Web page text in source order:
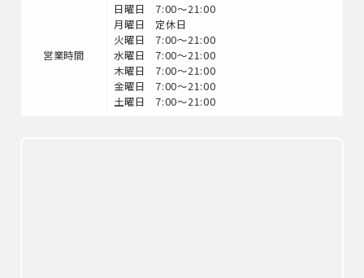
営業時間
日曜日 7:00～21:00
月曜日 定休日
火曜日 7:00～21:00
水曜日 7:00～21:00
木曜日 7:00～21:00
金曜日 7:00～21:00
土曜日 7:00～21:00